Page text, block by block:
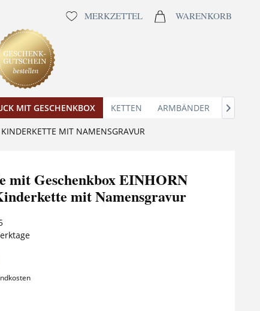
MERKZETTEL WARENKORB
MIT GESCHENKBOX KETTEN ARMBÄNDER 
MIT NAMENSGRAVUR
mit Geschenkbox EINHORN
mit Namensgravur